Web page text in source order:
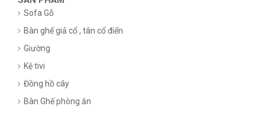
Sofa Gỗ
Bàn ghế giả cổ , tân cổ điển
Giường
Kệ tivi
Đồng hồ cây
Bàn Ghế phòng ăn